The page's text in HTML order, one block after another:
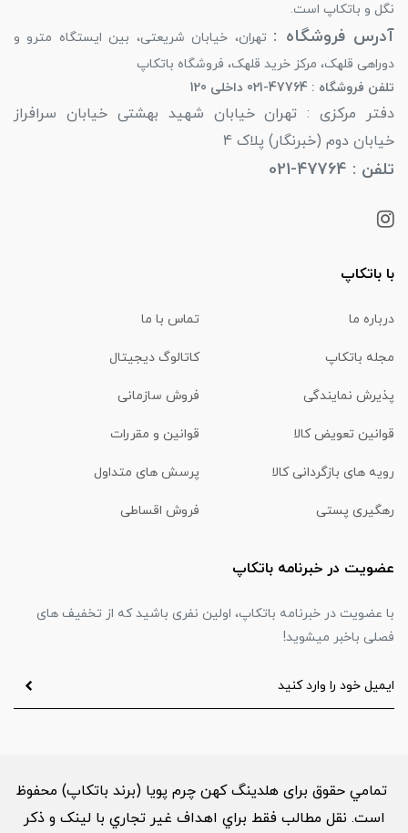
نگل و باتکاپ است.
آدرس فروشگاه : تهران، خیابان شریعتی، بین ایستگاه مترو و
دوراهی قلهک، مرکز خرید قلهک، فروشگاه باتکاپ
تلفن فروشگاه : 47764-021 داخلی 120
دفتر مرکزی : تهران خیابان شهید بهشتی خیابان سرافراز
خیابان دوم (خبرنگار) پلاک 4
تلفن : 47764-021
با باتکاپ
درباره ما تماس با ما
مجله باتکاپ کاتالوگ دیجیتال
پذیرش نمایندگی فروش سازمانی
قوانین تعویض کالا قوانین و مقررات
رویه های بازگردانی کالا پرسش های متداول
رهگیری پستی فروش اقساطی
عضویت در خبرنامه باتکاپ
با عضویت در خبرنامه باتکاپ، اولین نفری باشید که از تخفیف های
فصلی باخبر میشوید!
تمامي حقوق برای هلدینگ کهن چرم پویا (برند باتکاپ) محفوظ
است. نقل مطالب فقط براي اهداف غير تجاري با لینک و ذکر